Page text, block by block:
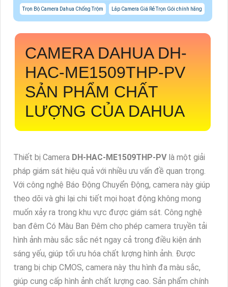
Trọn Bộ Camera Dahua Chống Trộm Lắp Camera Giá Rẻ Trọn Gói chính hãng
CAMERA DAHUA DH-
HAC-ME1509THP-PV
SẢN PHẨM CHẤT
LƯỢNG CỦA DAHUA
Thiết bị Camera DH-HAC-ME1509THP-PV là một giải
pháp giám sát hiệu quả với nhiều ưu vấn đề quan trọng.
Với công nghệ Báo Động Chuyển Động, camera này giúp
theo dõi và ghi lại chi tiết mọi hoạt động không mong
muốn xảy ra trong khu vực được giám sát. Công nghệ
ban đêm Có Màu Ban Đêm cho phép camera truyền tải
hình ảnh màu sắc sắc nét ngay cả trong điều kiện ánh
sáng yếu, giúp tối ưu hóa chất lượng hình ảnh. Được
trang bị chip CMOS, camera này thu hình đa màu sắc,
giúp cung cấp hình ảnh chất lượng cao. Sản phẩm chính